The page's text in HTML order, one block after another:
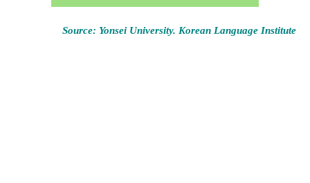
Source: Yonsei University. Korean Language Institute